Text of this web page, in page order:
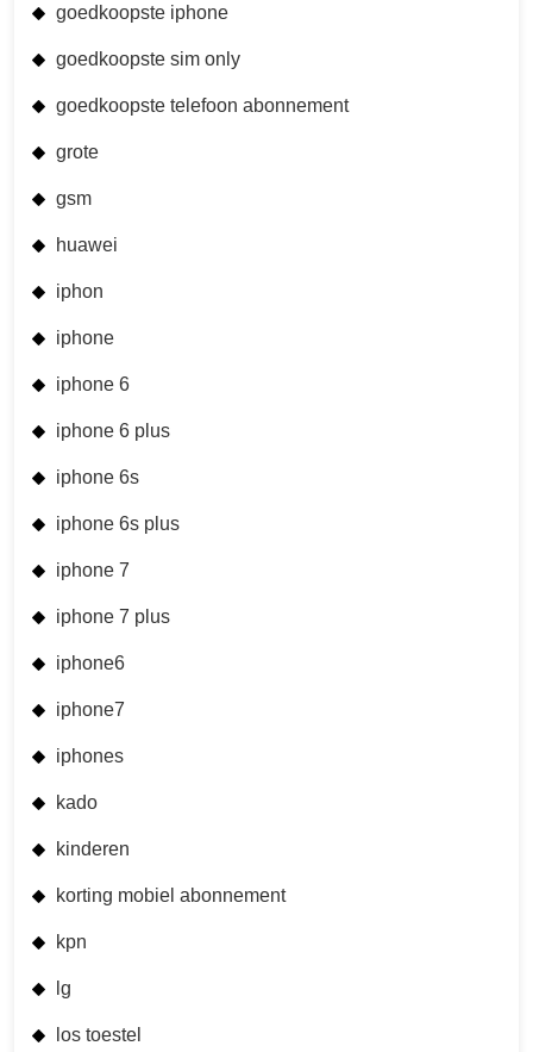
goedkoopste iphone
goedkoopste sim only
goedkoopste telefoon abonnement
grote
gsm
huawei
iphon
iphone
iphone 6
iphone 6 plus
iphone 6s
iphone 6s plus
iphone 7
iphone 7 plus
iphone6
iphone7
iphones
kado
kinderen
korting mobiel abonnement
kpn
lg
los toestel